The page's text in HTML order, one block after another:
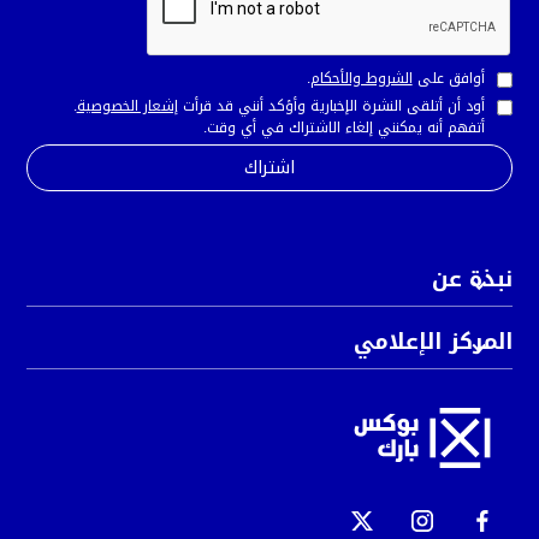
نبذة عن
المركز الإعلامي
أوافق علىالشروط والأحكام.
أود أن أتلقى النشرة الإخبارية وأؤكد أنني قد قرأتإشعار الخصوصية.
أتفهم أنه يمكنني إلغاء الاشتراك في أي وقت.